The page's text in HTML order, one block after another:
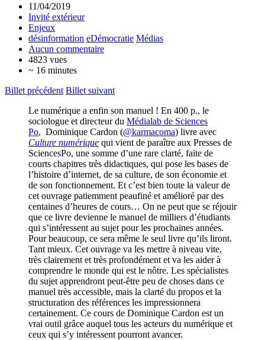
11/04/2019
Invité extérieur
Enjeux
désinformation eDémocratie Médias
Aucun commentaire
4823 vues
~ 16 minutes
Billet précédent Billet suivant
Le numérique a enfin son manuel ! En 400 p., le
sociologue et directeur du Médialab de Sciences
Po, Dominique Cardon (@karmacoma) livre avec
Culture numérique qui vient de paraître aux Presses de
SciencesPo, une somme d’une rare clarté, faite de
courts chapitres très didactiques, qui pose les bases de
l’histoire d’internet, de sa culture, de son économie et
de son fonctionnement. Et c’est bien toute la valeur de
cet ouvrage patiemment peaufiné et amélioré par des
centaines d’heures de cours… On ne peut que se réjouir
que ce livre devienne le manuel de milliers d’étudiants
qui s’intéressent au sujet pour les prochaines années.
Pour beaucoup, ce sera même le seul livre qu’ils liront.
Tant mieux. Cet ouvrage va les mettre à niveau vite,
très clairement et très profondément et va les aider à
comprendre le monde qui est le nôtre. Les spécialistes
du sujet apprendront peut-être peu de choses dans ce
manuel très accessible, mais la clarté du propos et la
structuration des références les impressionnera
certainement. Ce cours de Dominique Cardon est un
vrai outil grâce auquel tous les acteurs du numérique et
ceux qui s’y intéressent pourront avancer.